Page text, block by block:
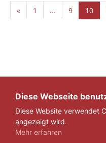
« 1 ... 9 10
Diese Webseite
Diese Website verwendet
angezeigt wird.
Mehr erfahren